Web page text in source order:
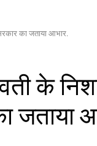
का जताया आभार.
के
जताया